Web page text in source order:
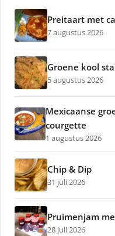
Preitaart met
7 augustus 2026
Groene kool
5 augustus 2026
Mexicaanse
courgette
1 augustus 2026
Chip & Dip
31 juli 2026
Pruimenjam
28 juli 2026